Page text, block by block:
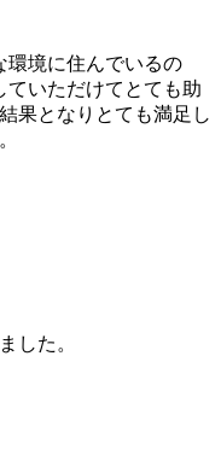
環境に住んでいるの
ていただけてとても助
果となりとても満足し
した。